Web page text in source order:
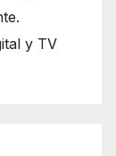
y TV